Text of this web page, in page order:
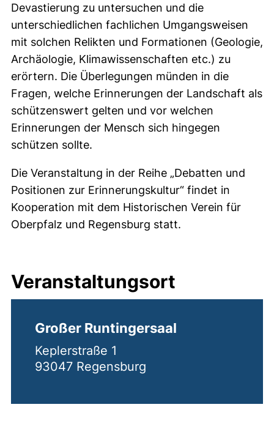
Devastierung zu untersuchen und die
unterschiedlichen fachlichen Umgangsweisen
mit solchen Relikten und Formationen (Geologie,
Archäologie, Klimawissenschaften etc.) zu
erörtern. Die Überlegungen münden in die
Fragen, welche Erinnerungen der Landschaft als
schützenswert gelten und vor welchen
Erinnerungen der Mensch sich hingegen
schützen sollte.
Die Veranstaltung in der Reihe „Debatten und
Positionen zur Erinnerungskultur“ findet in
Kooperation mit dem Historischen Verein für
Oberpfalz und Regensburg statt.
Veranstaltungsort
Großer Runtingersaal
Keplerstraße 1
93047 Regensburg